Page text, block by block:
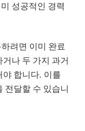
성공적인 경력
려면 이미 완료
나 두 가지 과거
합니다. 이를
전달할 수 있습니